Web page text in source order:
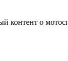
контент о